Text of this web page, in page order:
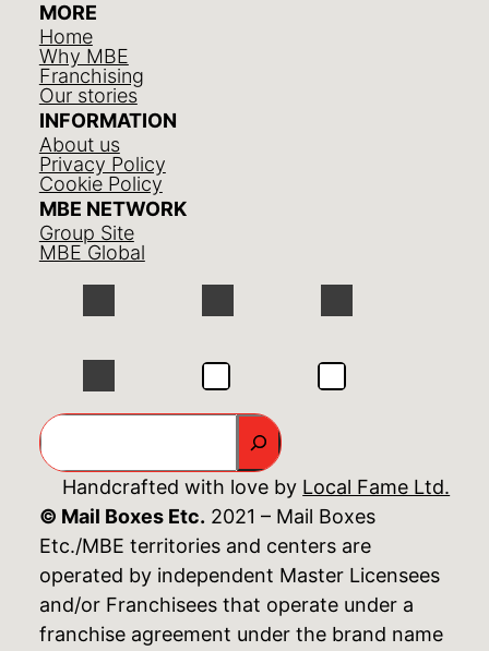
MORE
Home
Why MBE
Franchising
Our stories
INFORMATION
About us
Privacy Policy
Cookie Policy
MBE NETWORK
Group Site
MBE Global
GO
Handcrafted with love by Local Fame Ltd.
© Mail Boxes Etc. 2021 – Mail Boxes
Etc./MBE territories and centers are
operated by independent Master Licensees
and/or Franchisees that operate under a
franchise agreement under the brand name